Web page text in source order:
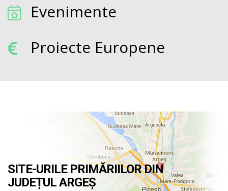
Evenimente
Proiecte Europene
SITE-URILE PRIMĂRIILOR DIN
JUDEȚUL ARGEȘ